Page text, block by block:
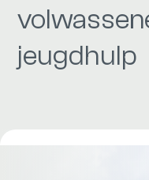
jeugdhulp